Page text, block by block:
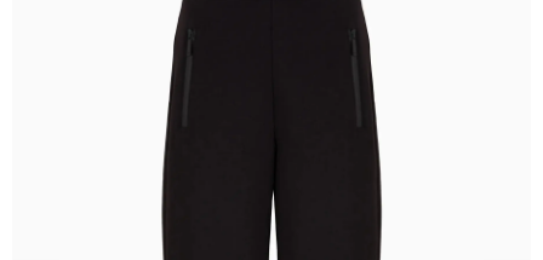
Избранные товары
Доставка и
оплата
Возвращение
и обмен
Откуда о
магазине
ответы